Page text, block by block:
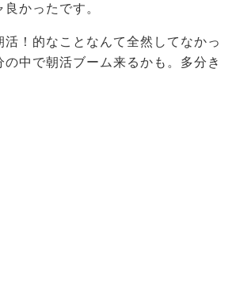
かったです。
活！的なことなんて全然してなかっ
の中で朝活ブーム来るかも。多分き